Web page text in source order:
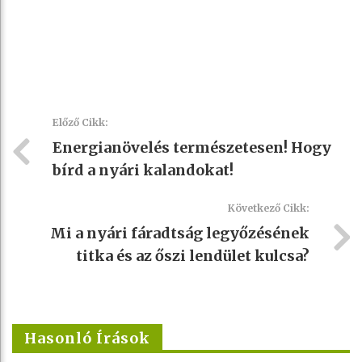
Előző Cikk:
Energianövelés természetesen! Hogy
bírd a nyári kalandokat!
Következő Cikk:
Mi a nyári fáradtság legyőzésének
titka és az őszi lendület kulcsa?
Hasonló Írások